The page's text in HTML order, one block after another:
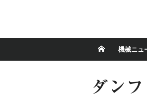
機械ニュ
ダン